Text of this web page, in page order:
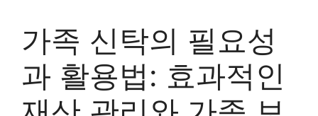
가족 신탁의 필요성
과 활용법: 효과적인